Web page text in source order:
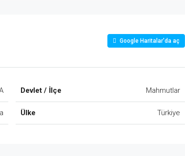
Google Haritalar'da aç
Devlet / İlçe Mahmutlar
Ülke Türkiye